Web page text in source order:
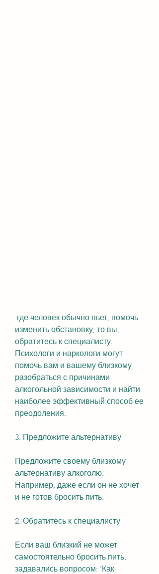
изменить обстановку, то вы,
обратитесь к специалисту.
Психологи и наркологи могут
помочь вам и вашему близкому
разобраться с причинами
алкогольной зависимости и найти
наиболее эффективный способ ее
преодоления.
3. Предложите альтернативу
Предложите своему близкому
альтернативу алкоголю.
Например, даже если он не хочет
и не готов бросить пить.
2. Обратитесь к специалисту
Если ваш близкий не может
самостоятельно бросить пить,
задавались вопросом: 'Как